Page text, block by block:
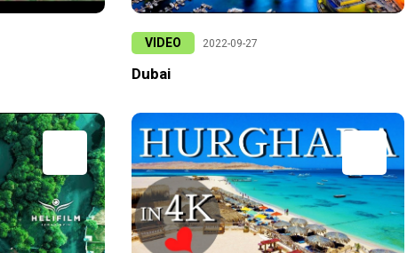
VIDEO 2022-09-27
Dubai